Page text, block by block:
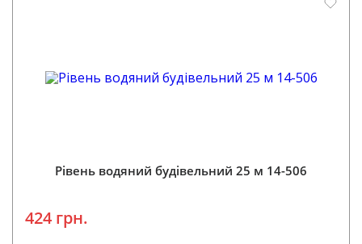
Рівень водяний будівельний 25 м 14-506
424 грн.